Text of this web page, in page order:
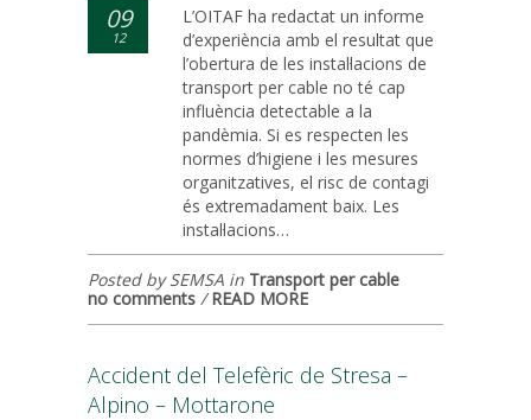
09
12
L’OITAF ha redactat un informe
d’experiència amb el resultat que
l’obertura de les instal·lacions de
transport per cable no té cap
influència detectable a la
pandèmia. Si es respecten les
normes d’higiene i les mesures
organitzatives, el risc de contagi
és extremadament baix. Les
instal·lacions…
Posted by SEMSA in Transport per cable
no comments /READ MORE
Accident del Telefèric de Stresa –
Alpino – Mottarone